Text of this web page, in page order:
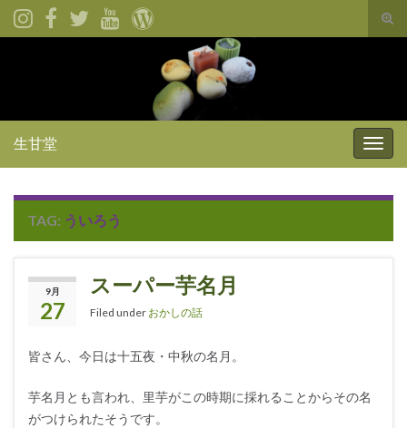
生甘堂
TAG: ういろう
9月
27
スーパー芋名月
Filed under おかしの話
皆さん、今日は十五夜・中秋の名月。
芋名月とも言われ、里芋がこの時期に採れることからその名
がつけられたそうです。